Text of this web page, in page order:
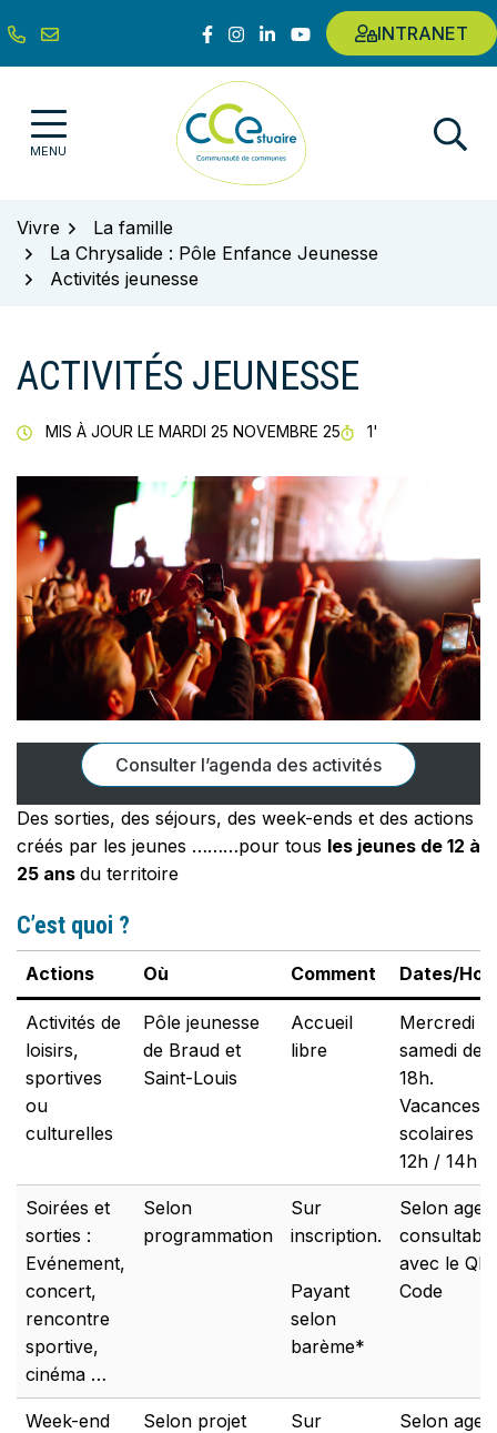
au
contenu
Lien vers le compte Facebook
Lien vers le compte Instagram
Lien vers le compte Linkedin
Lien vers la chaîne Youtube
INTRANET
MENU Communauté de communes de
Vivre
La famille
La Chrysalide : Pôle Enfance Jeunesse
Activités jeunesse
ACTIVITÉS JEUNESSE
MIS À JOUR LE MARDI 25 NOVEMBRE 25 TEMPS DE
1'
Consulter l’agenda des activités
Des sorties, des séjours, des week-ends et des actions
créés par les jeunes ………pour tous les jeunes de 12 à
25 ans du territoire
C’est quoi ?
Actions Où Comment Dates/
Activités de
loisirs,
sportives
ou
culturelles
Pôle jeunesse
de Braud et
Saint-Louis
Accueil
libre
Mercredi et
samedi de
18h.
Vacances
scolaires :
12h / 14h à
Soirées et
sorties :
Evénement,
concert,
rencontre
sportive,
cinéma …
Selon
programmation
Sur
inscription.
Payant
selon
barème*
Selon
consultable
avec le QR
Code
Week-end
Selon projet
Sur
Selon